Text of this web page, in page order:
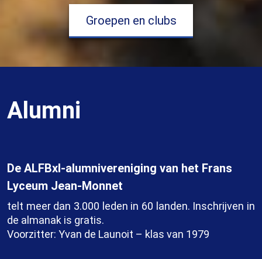
Groepen en clubs
Alumni
De ALFBxl-alumnivereniging van het Frans
Lyceum Jean-Monnet
telt meer dan 3.000 leden in 60 landen. Inschrijven in
de almanak is gratis.
Voorzitter: Yvan de Launoit – klas van 1979